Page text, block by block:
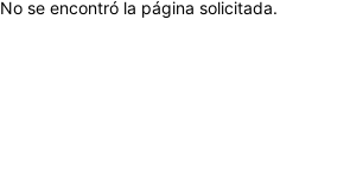
No se encontró la página solicitada.